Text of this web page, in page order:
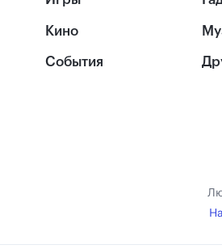
Кино
События